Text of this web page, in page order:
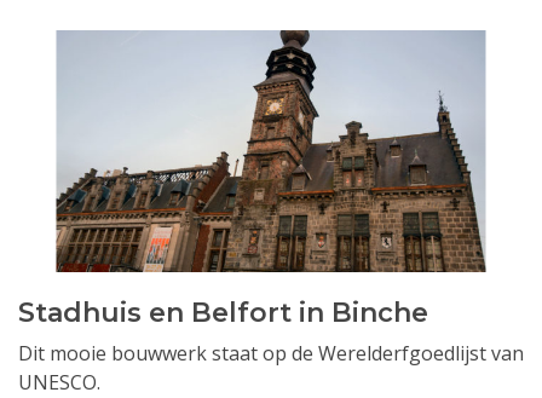
Stadhuis en Belfort in Binche
Dit mooie bouwwerk staat op de Werelderfgoedlijst van
UNESCO.